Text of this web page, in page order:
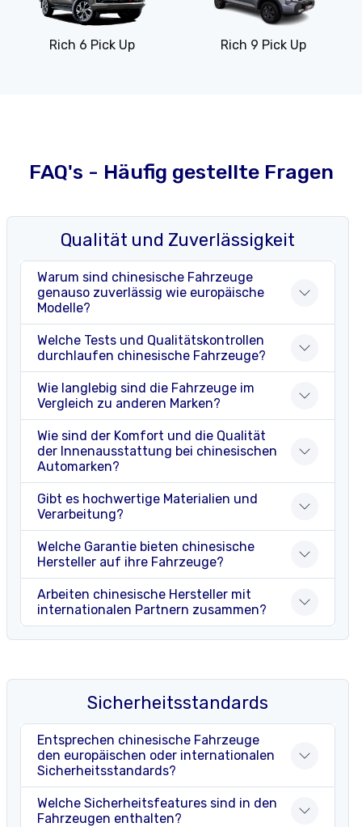
Rich 6 Pick Up Rich 9 Pick Up
FAQ's - Häufig gestellte Fragen
Qualität und Zuverlässigkeit
Warum sind chinesische Fahrzeuge
genauso zuverlässig wie europäische
Modelle?
Welche Tests und Qualitätskontrollen
durchlaufen chinesische Fahrzeuge?
Wie langlebig sind die Fahrzeuge im
Vergleich zu anderen Marken?
Wie sind der Komfort und die Qualität
der Innenausstattung bei chinesischen
Automarken?
Gibt es hochwertige Materialien und
Verarbeitung?
Welche Garantie bieten chinesische
Hersteller auf ihre Fahrzeuge?
Arbeiten chinesische Hersteller mit
internationalen Partnern zusammen?
Sicherheitsstandards
Entsprechen chinesische Fahrzeuge
den europäischen oder internationalen
Sicherheitsstandards?
Welche Sicherheitsfeatures sind in den
Fahrzeugen enthalten?